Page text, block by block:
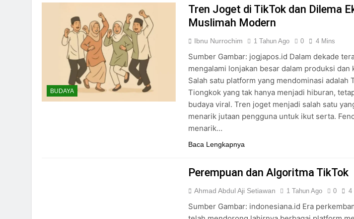
BUDAYA
Tren Joget di TikTok dan Dilema
Muslimah Modern
Ibnu Nurrochim 1 Tahun Ago 0 4 Mins
Sumber Gambar: jogjapos.id Dalam dekade
mengalami lonjakan besar dalam produksi
Salah satu platform yang mendominasi adalah
Tiongkok yang tak hanya menjadi hiburan,
budaya viral. Tren joget menjadi salah satu
menarik jutaan pengguna untuk ikut serta.
menarik…
Baca Lengkapnya
Perempuan dan Algoritma TikTok
Ahmad Abdul Aji Setiawan 1 Tahun Ago 0 4
Sumber Gambar: indonesiana.id Era